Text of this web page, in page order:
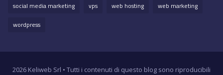
social media marketing
vps web hosting
web marketing
wordpress
2026 Keliweb Srl • Tutti i contenuti di questo blog sono riproducibili